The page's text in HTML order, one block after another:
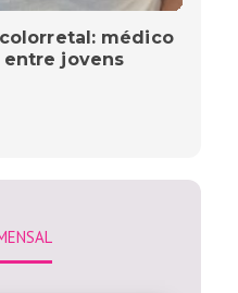
médico
entre jovens